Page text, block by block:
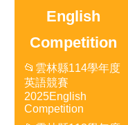
English
Competition
📂雲林縣114學年度
英語競賽
2025English
Competition